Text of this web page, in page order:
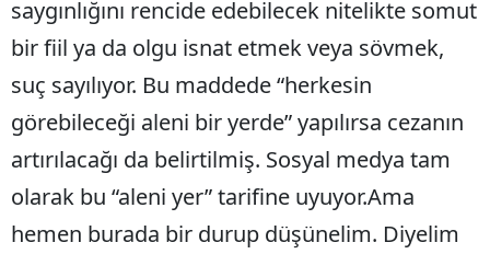
Kastamonu
Kayseri
Kırklareli
Kırşehir
Kocaeli
saygınlığını rencide edebilecek nitelikte somut
bir fiil ya da olgu isnat etmek veya sövmek,
suç sayılıyor. Bu maddede “herkesin
görebileceği aleni bir yerde” yapılırsa cezanın
artırılacağı da belirtilmiş. Sosyal medya tam
olarak bu “aleni yer” tarifine uyuyor.Ama
hemen burada bir durup düşünelim. Diyelim